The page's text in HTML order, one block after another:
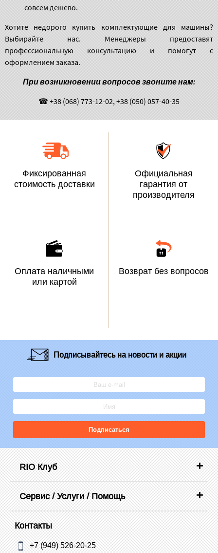
совсем дешево.
Хотите недорого купить комплектующие для машины?
Выбирайте нас. Менеджеры предоставят
профессиональную консультацию и помогут с
оформлением заказа.
При возникновении вопросов звоните нам:
☎ +38 (068) 773-12-02, +38 (050) 057-40-35
Фиксированная
стоимость доставки
Официальная
гарантия от
производителя
Оплата наличными
или картой
Возврат без вопросов
Подписывайтесьна новости и акции
Подписаться
RIO Клуб
Сервис / Услуги / Помощь
Контакты
+7 (949) 526-20-25